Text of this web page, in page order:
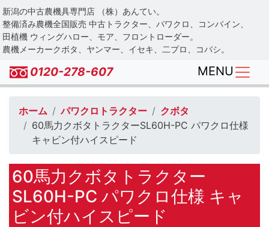
Skip
to
main
content
新潟の中古農機具専門店 （株）あんてい。
整備済み農機全国販売 中古トラクター、パワクロ、コンバイン、
田植機 ウィングハロー、モア、フロントローダー。
農機メーカークボタ、ヤンマー、イセキ、二プロ、コバシ。
0120-278-607 MENU
ホーム パワクロトラクター
クボタ
60馬力クボタトラクターSL60H-PC パワクロ仕様
キャビン付ハイスピード
60馬力クボタトラクター
SL60H-PC パワクロ仕様 キャ
ビン付ハイスピード